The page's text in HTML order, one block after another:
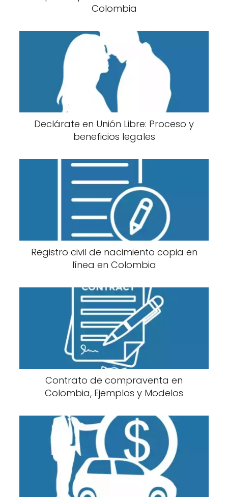
Colombia
Declárate en Unión Libre: Proceso y
beneficios legales
Registro civil de nacimiento copia en
línea en Colombia
Contrato de compraventa en
Colombia, Ejemplos y Modelos